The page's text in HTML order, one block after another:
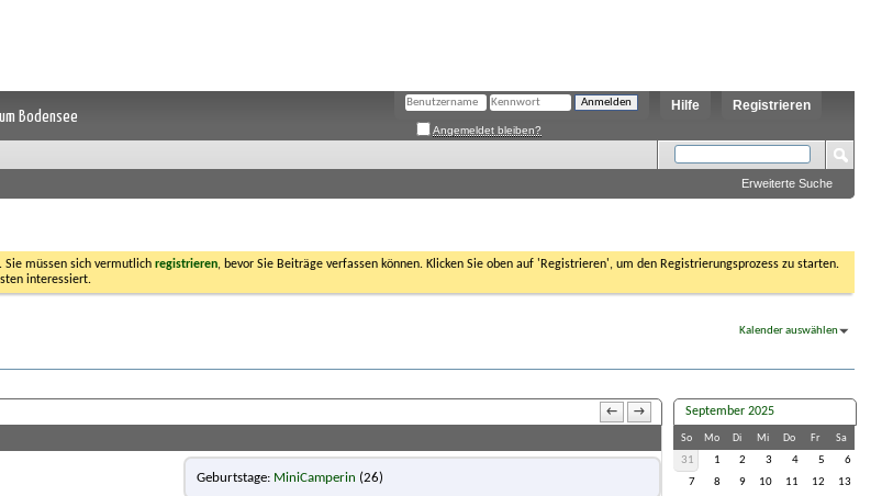
Bodensee
Registrieren
Hilfe
Angemeldet bleiben?
Erweiterte Suche
Sie müssen sich vermutlich registrieren, bevor Sie Beiträge verfassen können. Klicken Sie oben auf 'Registrieren', um den Registrierungsprozess zu starten.
interessiert.
Kalender auswählen
← →
Geburtstage MiniCamperin (26)
September 2025
So Mo Di Mi Do Fr Sa
31 1 2 3 4 5
6
7
8 9 10 11 12
13